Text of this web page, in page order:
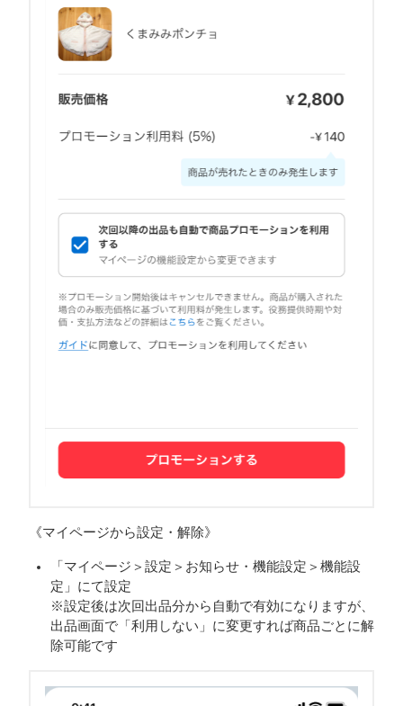
《マイページから設定・解除》
「マイページ＞設定＞お知らせ・機能設定＞機能設
定」にて設定
※設定後は次回出品分から自動で有効になりますが、
出品画面で「利用しない」に変更すれば商品ごとに解
除可能です